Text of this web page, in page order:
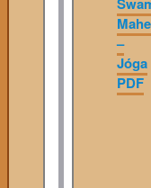
–
Jóga
PDF